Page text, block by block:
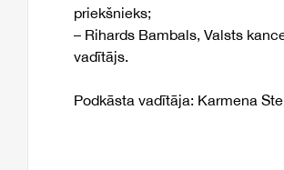
priekšnieks;
– Rihards Bambals, Valsts
vadītājs.
Podkāsta vadītāja: Karmena